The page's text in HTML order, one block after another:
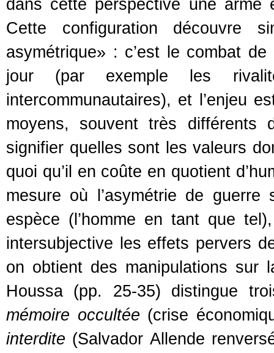
dans cette perspective une arme
Cette configuration découvre
asymétrique» : c’est le combat
jour (par exemple les
intercommunautaires), et l’enjeu
moyens, souvent très différents
signifier quelles sont les valeurs
quoi qu’il en coûte en quotient
mesure où l’asymétrie de
espèce (l’homme en tant que
intersubjective les effets pervers
on obtient des manipulations sur
Houssa (pp. 25-35) distingue
mémoire occultée (crise
interdite (Salvador Allende